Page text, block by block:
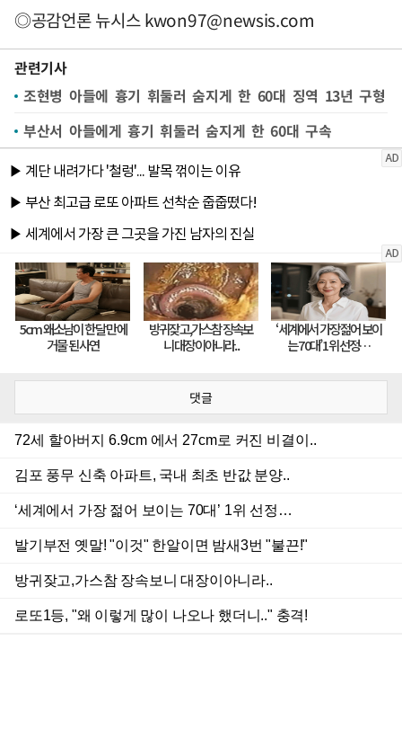
◎공감언론 뉴시스kwon97@newsis.com
관련기사
조현병 아들에 흉기 휘둘러 숨지게 한 60대 징역 13년 구형
부산서 아들에게 흉기 휘둘러 숨지게 한 60대 구속
댓글